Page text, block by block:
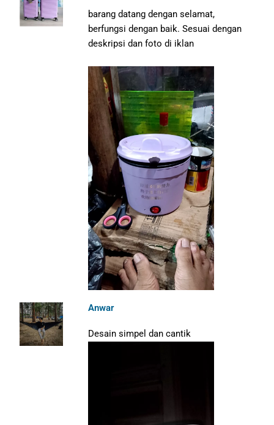
barang datang dengan selamat,
berfungsi dengan baik. Sesuai dengan
deskripsi dan foto di iklan
Anwar
Desain simpel dan cantik